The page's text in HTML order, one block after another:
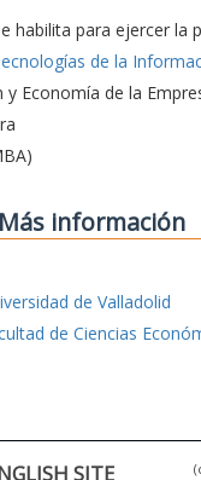
habilita para ejercer la
de la
Economía de la
Más información
de Valladolid
de Ciencias
SITE